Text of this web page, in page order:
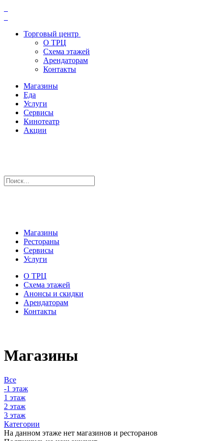
Торговый центр
О ТРЦ
Схема этажей
Арендаторам
Контакты
Магазины
Еда
Услуги
Сервисы
Кинотеатр
Акции
Магазины
Рестораны
Сервисы
Услуги
О ТРЦ
Схема этажей
Анонсы и скидки
Арендаторам
Контакты
Магазины
Все
-1 этаж
1 этаж
2 этаж
3 этаж
Категории
На данном этаже нет магазинов и ресторанов